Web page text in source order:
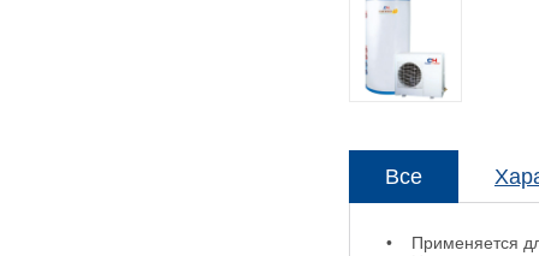
Все
• Применяется